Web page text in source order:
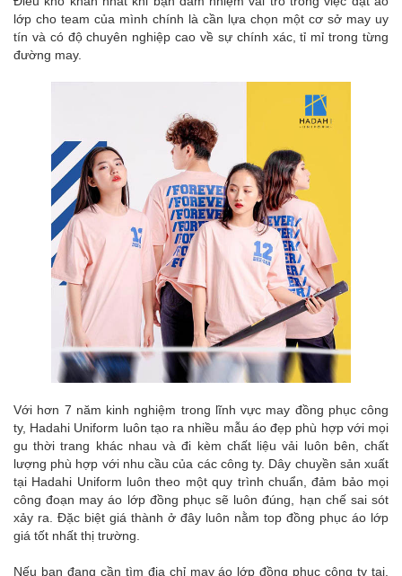
lớp cho team của mình chính là cần lựa chọn một cơ sở may uy
tín và có độ chuyên nghiệp cao về sự chính xác, tỉ mỉ trong từng
đường may.
Với hơn 7 năm kinh nghiệm trong lĩnh vực may đồng phục công
ty, Hadahi Uniform luôn tạo ra nhiều mẫu áo đẹp phù hợp với mọi
gu thời trang khác nhau và đi kèm chất liệu vải luôn bên, chất
lượng phù hợp với nhu cầu của các công ty. Dây chuyền sản xuất
tại Hadahi Uniform luôn theo một quy trình chuẩn, đảm bảo mọi
công đoạn may áo lớp đồng phục sẽ luôn đúng, hạn chế sai sót
xảy ra. Đặc biệt giá thành ở đây luôn nằm top đồng phục áo lớp
giá tốt nhất thị trường.
Nếu bạn đang cần tìm địa chỉ may áo lớp đồng phục công ty tại,